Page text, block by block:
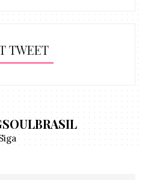
TWEET